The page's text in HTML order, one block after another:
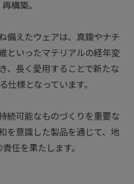
再構築。
備えたウェアは、真鍮やナチ
といったマテリアルの経年変
、長く愛用することで新たな
仕様となっています。
続可能なものづくりを重要な
を意識した製品を通じて、地
任を果たします。